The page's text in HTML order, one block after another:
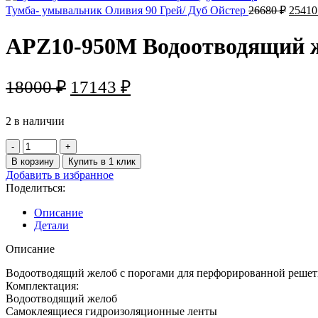
Тумба- умывальник Оливия 90 Грей/ Дуб Ойстер 26680₽ 25410
APZ10-950M Водоотводящий
18000₽ Первоначальная
18000 ₽.
17143 ₽Текущая
2 в наличии
Количество
товара
APZ10-
950M
Водоотводящий
желоб
с
порогами
для
решетки
В корзину Купить в 1 клик
Добавить в избранное
Поделиться:
Описание
Детали
Описание
Водоотводящий желоб с порогами для перфорированной
Комплектация:
Водоотводящий желоб
Самоклеящиеся гидроизоляционные ленты